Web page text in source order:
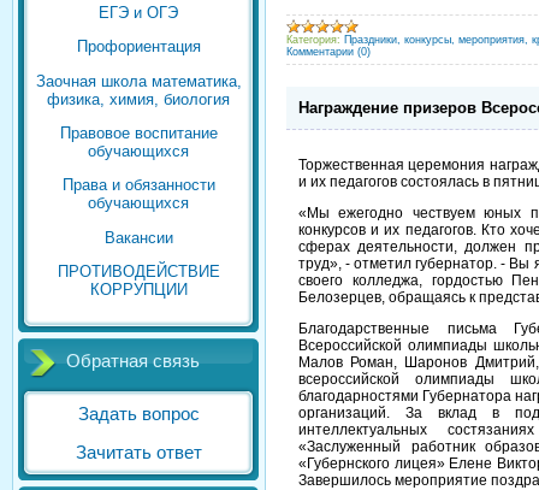
ЕГЭ и ОГЭ
Профориентация
Заочная школа математика,
физика, химия, биология
Правовое воспитание
обучающихся
Права и обязанности
обучающихся
Вакансии
ПРОТИВОДЕЙСТВИЕ
КОРРУПЦИИ
Обратная связь
Задать вопрос
Зачитать ответ
Категория: Праздники, конкурсы, мероприятия,
Комментарии (0)
Награждение призеров
Торжественная церемония
и их педагогов состоялась в
«Мы ежегодно чествуем юных
конкурсов и их педагогов. Кто
сферах деятельности, должен
труд», - отметил губернатор. - Вы
своего колледжа, гордостью
Белозерцев, обращаясь к
Благодарственные письма
Всероссийской олимпиады
Малов Роман, Шаронов
всероссийской олимпиады
благодарностями Губернатора
организаций. За вклад в
интеллектуальных
«Заслуженный работник
«Губернского лицея» Елене
Завершилось мероприятие